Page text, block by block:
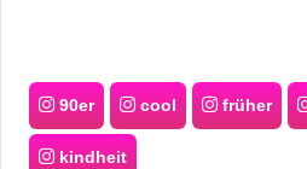
90er cool früher
kindheit